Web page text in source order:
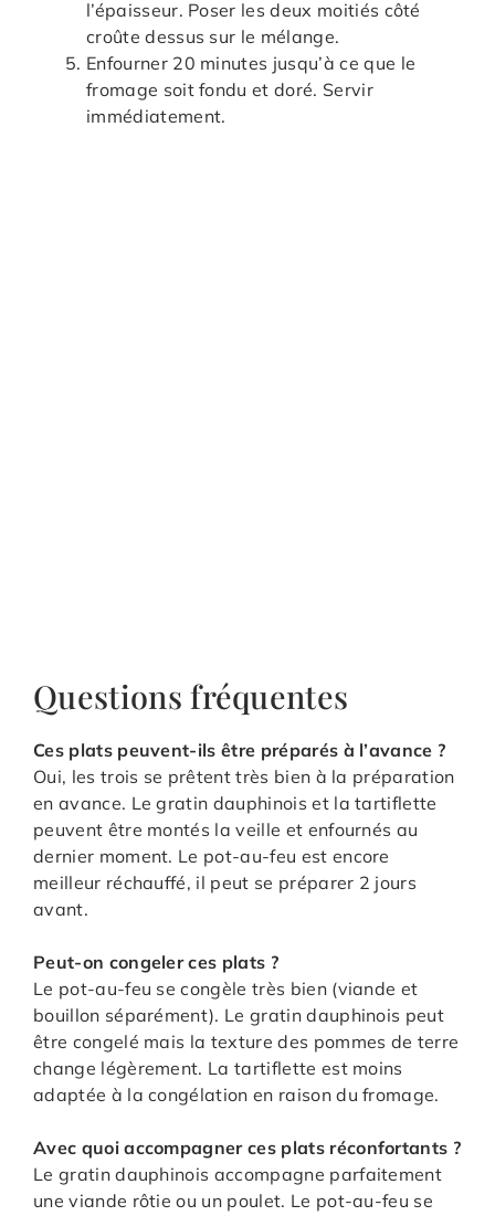
l’épaisseur. Poser les deux moitiés côté
croûte dessus sur le mélange.
Enfourner 20 minutes jusqu’à ce que le
fromage soit fondu et doré. Servir
immédiatement.
Questions fréquentes
Ces plats peuvent-ils être préparés à l’avance ?
Oui, les trois se prêtent très bien à la préparation
en avance. Le gratin dauphinois et la tartiflette
peuvent être montés la veille et enfournés au
dernier moment. Le pot-au-feu est encore
meilleur réchauffé, il peut se préparer 2 jours
avant.
Peut-on congeler ces plats ?
Le pot-au-feu se congèle très bien (viande et
bouillon séparément). Le gratin dauphinois peut
être congelé mais la texture des pommes de terre
change légèrement. La tartiflette est moins
adaptée à la congélation en raison du fromage.
Avec quoi accompagner ces plats réconfortants ?
Le gratin dauphinois accompagne parfaitement
une viande rôtie ou un poulet. Le pot-au-feu se